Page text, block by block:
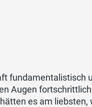
fundamentalistisch
Augen
es am